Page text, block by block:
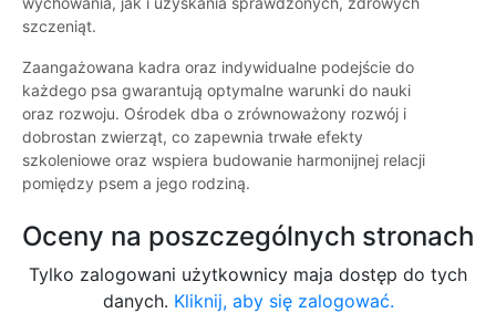
szczeniąt.
Zaangażowana kadra oraz indywidualne podejście do
każdego psa gwarantują optymalne warunki do nauki
oraz rozwoju. Ośrodek dba o zrównoważony rozwój i
dobrostan zwierząt, co zapewnia trwałe efekty
szkoleniowe oraz wspiera budowanie harmonijnej relacji
pomiędzy psem a jego rodziną.
Oceny na poszczególnych stronach
Tylko zalogowani użytkownicy maja dostęp do tych
danych. Kliknij, aby się zalogować.